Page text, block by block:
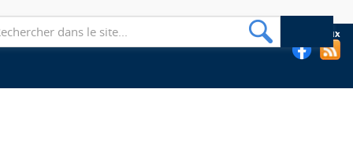
Suivez les bibliothèques de l'EHESP sur les réseaux sociaux